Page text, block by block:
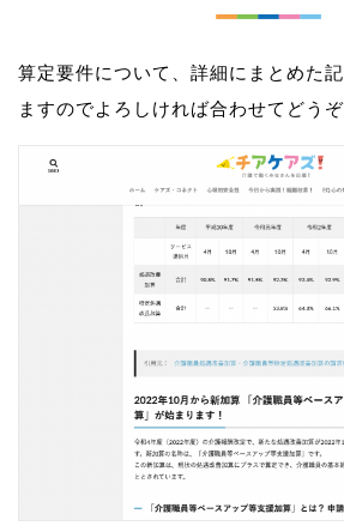
算定要件について、詳細にまとめた
ますのでよろしければ合わせてどうぞ